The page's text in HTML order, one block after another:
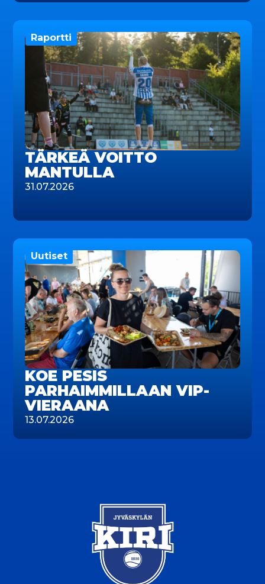
Raportti
TÄRKEÄ VOITTO
MANTULLA
31.07.2026
Uutiset
KOE PESIS
PARHAIMMILLAAN VIP-
VIERAANA
13.07.2026